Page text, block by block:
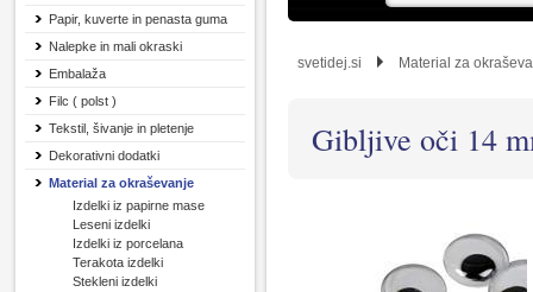
Papir, kuverte in penasta guma
Nalepke in mali okraski
Embalaža
Filc ( polst )
Tekstil, šivanje in pletenje
Dekorativni dodatki
Material za okraševanje
Izdelki iz papirne mase
Leseni izdelki
Izdelki iz porcelana
Terakota izdelki
Stekleni izdelki
svetidej.si Material za
Gibljive oči 14